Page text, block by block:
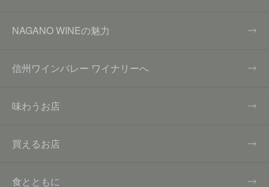
NAGANO WINEの魅力
信州ワインバレー ワイナリーへ
味わうお店
買えるお店
食とともに